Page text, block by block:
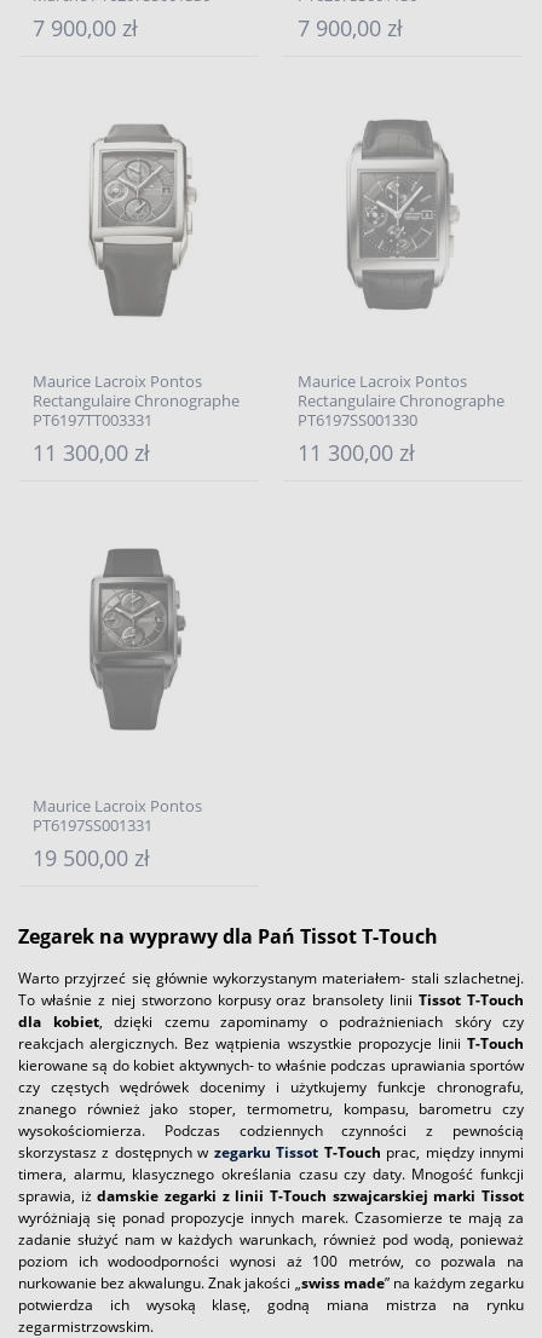
7 900,00 zł 7 900,00 zł
Maurice Lacroix Pontos
Rectangulaire Chronographe
PT6197TT003331
11 300,00 zł
Maurice Lacroix Pontos
Rectangulaire Chronographe
PT6197SS001330
11 300,00 zł
Maurice Lacroix Pontos
PT6197SS001331
19 500,00 zł
Zegarek na wyprawy dla Pań Tissot T-Touch
Warto przyjrzeć się głównie wykorzystanym materiałem- stali szlachetnej.
To właśnie z niej stworzono korpusy oraz bransolety liniiTissot T-Touch
dla kobiet, dzięki czemu zapominamy o podrażnieniach skóry czy
reakcjach alergicznych. Bez wątpienia wszystkie propozycje linii T-Touch
kierowane są do kobiet aktywnych- to właśnie podczas uprawiania sportów
czy częstych wędrówek docenimy i użytkujemy funkcje chronografu,
znanego również jako stoper, termometru, kompasu, barometru czy
wysokościomierza. Podczas codziennych czynności z pewnością
skorzystasz z dostępnych w zegarku Tissot T-Touch prac, między innymi
timera, alarmu, klasycznego określania czasu czy daty. Mnogość funkcji
sprawia, iżdamskie zegarki z linii T-Touch szwajcarskiej marki Tissot
wyróżniają się ponad propozycje innych marek. Czasomierze te mają za
zadanie służyć nam w każdych warunkach, również pod wodą, ponieważ
poziom ich wodoodporności wynosi aż 100 metrów, co pozwala na
nurkowanie bez akwalungu. Znak jakości „swiss made” na każdym zegarku
potwierdza ich wysoką klasę, godną miana mistrza na rynku
zegarmistrzowskim.